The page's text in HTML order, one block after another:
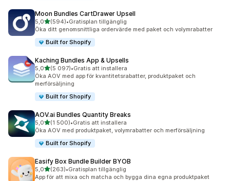
Moon Bundles CartDrawer Upsell
5,0av 5 stjärnor
(594)
594 recensioner totalt
•Gratisplan tillgänglig
Öka ditt genomsnittliga ordervärde med paket och volymrabatter
Built for Shopify
Kaching Bundles App & Upsells
5,0av 5 stjärnor
(5 097)
5097 recensioner totalt
•Gratis att installera
Öka AOV med app för kvantitetsrabatter, produktpaket och
merförsäljning
Built for Shopify
AOV.ai Bundles Quantity Breaks
5,0av 5 stjärnor
(1 500)
1500 recensioner totalt
•Gratis att installera
Öka AOV med produktpaket, volymrabatter och merförsäljning
Built for Shopify
Easify Box Bundle Builder BYOB
5,0av 5 stjärnor
(263)
263 recensioner totalt
•Gratisplan tillgänglig
App för att mixa och matcha och bygga dina egna produktpaket